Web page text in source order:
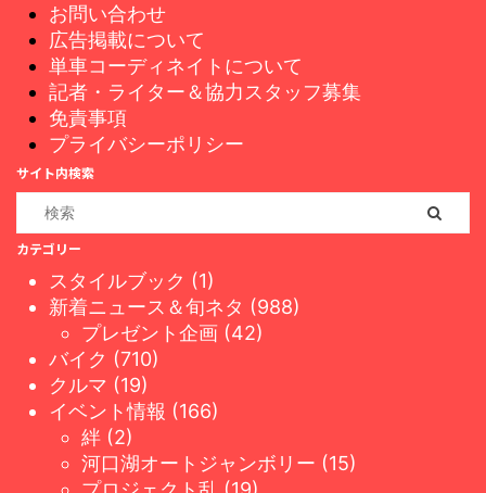
お問い合わせ
広告掲載について
単車コーディネイトについて
記者・ライター＆協力スタッフ募集
免責事項
プライバシーポリシー
サイト内検索
カテゴリー
スタイルブック (1)
新着ニュース＆旬ネタ (988)
プレゼント企画 (42)
バイク (710)
クルマ (19)
イベント情報 (166)
絆 (2)
河口湖オートジャンボリー (15)